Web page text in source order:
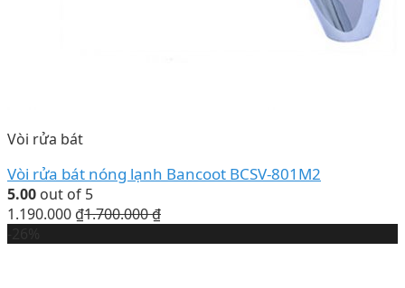
Vòi rửa bát
Vòi rửa bát nóng lạnh Bancoot BCSV-801M2
5.00 out of 5
1.190.000 ₫1.700.000₫